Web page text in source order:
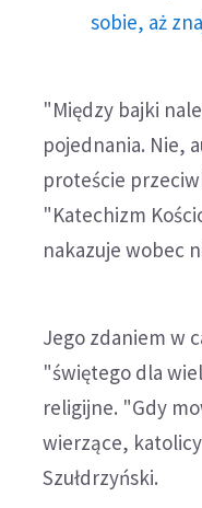
sobie, aż
"Między bajki
pojednania. Nie,
proteście
"Katechizm
nakazuje wobec
Jego zdaniem w
"świętego dla
religijne. "Gdy
wierzące,
Szułdrzyński.